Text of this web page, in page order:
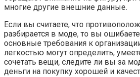
многие другие внешние данные.
Если вы считаете, что
разбирается в моде, то вы
основные требования к
легкостью могут определить,
сочетать вещи, следите ли вы за
деньги на покупку хорошей и